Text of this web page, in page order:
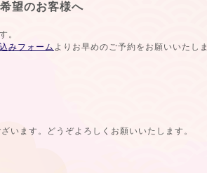
望のお客様へ
。
みフォーム よりお早めのご予約をお願いいたしま
います。どうぞよろしくお願いいたします。